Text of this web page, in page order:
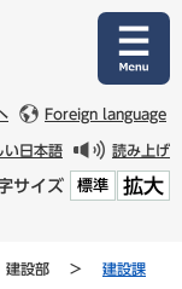
Foreign language
い日本語 読み上げ
サイズ 標準 拡大
建設部 >
建設課